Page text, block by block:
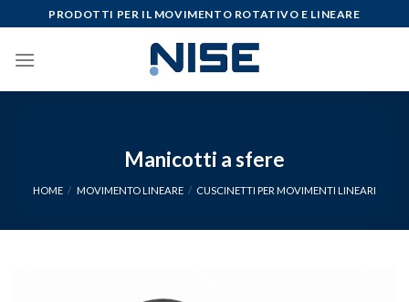
to
content
PRODOTTI PER IL MOVIMENTO ROTATIVO E LINEARE
Manicotti a sfere
HOME / MOVIMENTO LINEARE / CUSCINETTI PER MOVIMENTI LINEARI